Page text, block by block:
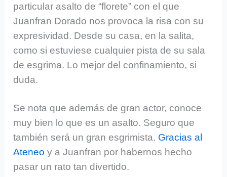
particular asalto de “florete” con el que
Juanfran Dorado nos provoca la risa con su
expresividad. Desde su casa, en la salita,
como si estuviese cualquier pista de su sala
de esgrima. Lo mejor del confinamiento, si
duda.
Se nota que además de gran actor, conoce
muy bien lo que es un asalto. Seguro que
también será un gran esgrimista. Gracias al
Ateneo y a Juanfran por habernos hecho
pasar un rato tan divertido.